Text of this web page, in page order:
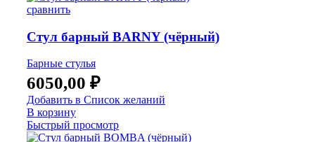
сравнить
Стул барный BARNY (чёрный)
Барные стулья
6050,00 ₽
Добавить в Список желаний
В корзину
Быстрый просмотр